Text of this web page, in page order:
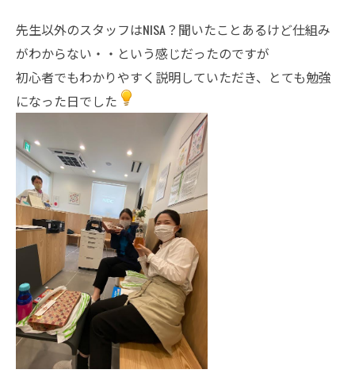
先生以外のスタッフはNISA？聞いたことあるけど仕組み
がわからない・・という感じだったのですが
初心者でもわかりやすく説明していただき、とても勉強
になった日でした